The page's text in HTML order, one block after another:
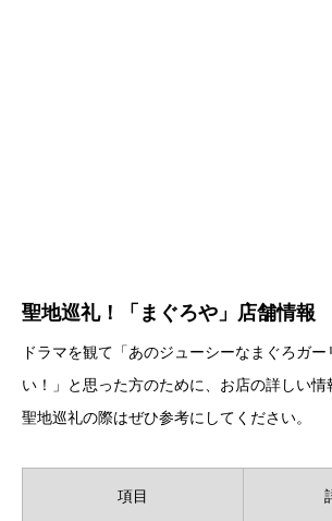
聖地巡礼！「まぐろや」店舗情報
ドラマを観て「あのジューシーなまぐろガ
い！」と思った方のために、お店の詳しい情
聖地巡礼の際はぜひ参考にしてください。
項目